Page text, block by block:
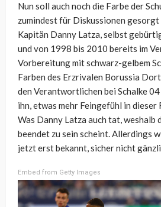
Nun soll auch noch die Farbe der
zumindest für Diskussionen
Kapitän Danny Latza, selbst
und von 1998 bis 2010 bereits im
Vorbereitung mit schwarz-gelbem
Farben des Erzrivalen Borussia
den Verantwortlichen bei Schalke
ihn, etwas mehr Feingefühl in
Was Danny Latza auch tat, weshalb
beendet zu sein scheint. Allerdings
jetzt erst bekannt, sicher nicht
Embed from Getty Images